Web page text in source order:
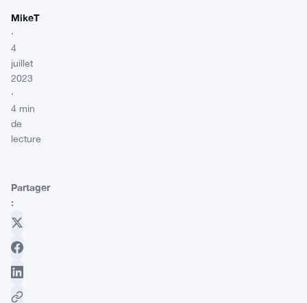
MikeT
·
4
juillet
2023
·
4 min
de
lecture
Partager
: